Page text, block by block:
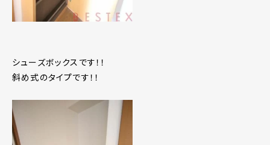
シューズボックスです！！
斜め式のタイプです！！